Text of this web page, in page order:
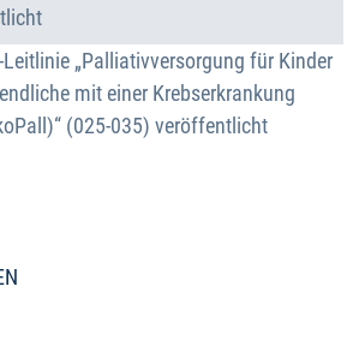
Leitlinie „Palliativversorgung für Kinder
mit einer Krebserkrankung
(025-035) veröffentlicht